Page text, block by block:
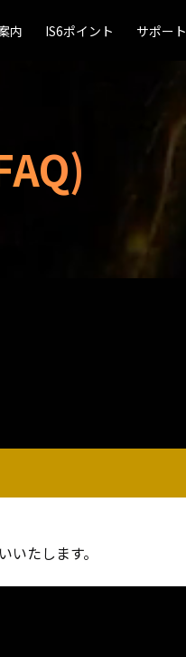
内 IS6ポイント サポート
たします。
内 IS6ポイント サポート